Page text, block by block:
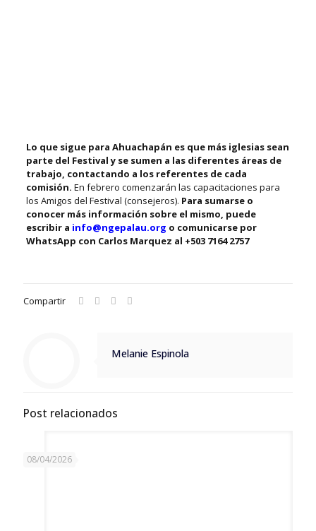
Lo que sigue para Ahuachapán es que más iglesias sean
parte del Festival y se sumen a las diferentes áreas de
trabajo, contactando a los referentes de cada
comisión. En febrero comenzarán las capacitaciones para
los Amigos del Festival (consejeros). Para sumarse o
conocer más información sobre el mismo, puede
escribir a info@ngepalau.org o comunicarse por
WhatsApp con Carlos Marquez al +503 7164 2757
Compartir
Melanie Espinola
Post relacionados
08/04/2026